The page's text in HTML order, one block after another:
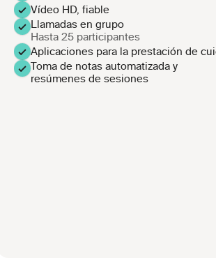
Vídeo HD, fiable
Llamadas en grupo
Hasta 25 participantes
Aplicaciones para la prestación de
Toma de notas automatizada y
resúmenes de sesiones